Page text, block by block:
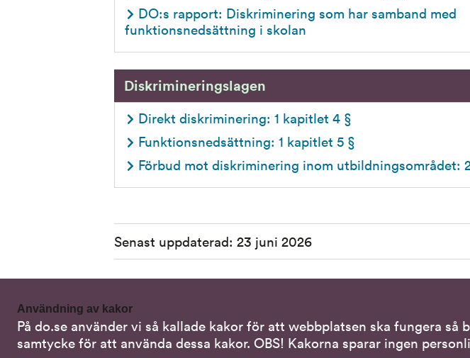
Användning av kakor
På do.se använder vi så kallade kakor för att webbplatsen ska fungera
samtycke för att använda dessa kakor. OBS! Kakorna sparar ingen
DO:s rapport: Diskriminering som har samband med
funktionsnedsättning i skolan
Diskrimineringslagen
Direkt diskriminering: 1 kapitlet 4 §
Funktionsnedsättning: 1 kapitlet 5 §
Förbud mot diskriminering inom utbildningsområdet:
Sidinformation
Senast uppdaterad: 23 juni 2026
Kontakta oss Alternativa kontaktsätt